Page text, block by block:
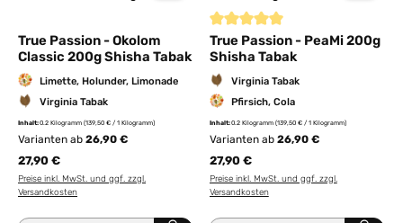
True Passion - Okolom
Classic 200g Shisha Tabak
Limette, Holunder, Limonade
Virginia Tabak
Inhalt:0.2 Kilogramm (139,50 € / 1 Kilogramm)
Varianten ab 26,90 €
27,90 €
Preise inkl. MwSt. und ggf. zzgl.
Versandkosten
Durchschnittliche Bewertung
True Passion - PeaMi 200g
Shisha Tabak
Virginia Tabak
Pfirsich, Cola
Inhalt:0.2 Kilogramm (139,50 € / 1 Kilogramm)
Varianten ab26,90 €
27,90 €
Preise inkl. MwSt. und ggf. zzgl.
Versandkosten